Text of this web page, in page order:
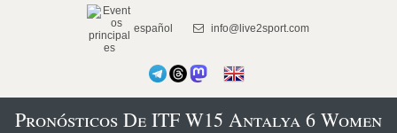
español info@live2sport.com
Pronósticos De ITF W15 Antalya 6 Women